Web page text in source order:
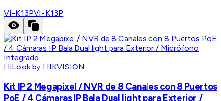
VI-K13PVI-K13P
HiLook by HIKVISION
Kit IP 2 Megapixel / NVR de 8 Canales con 8 Puertos
PoE / 4 Cámaras IP Bala Dual light para Exterior /